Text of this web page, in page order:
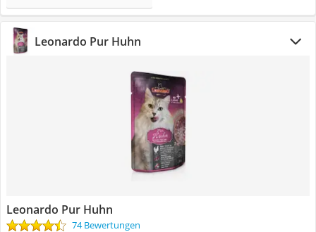
Leonardo Pur Huhn
Leonardo Pur Huhn
74 Bewertungen